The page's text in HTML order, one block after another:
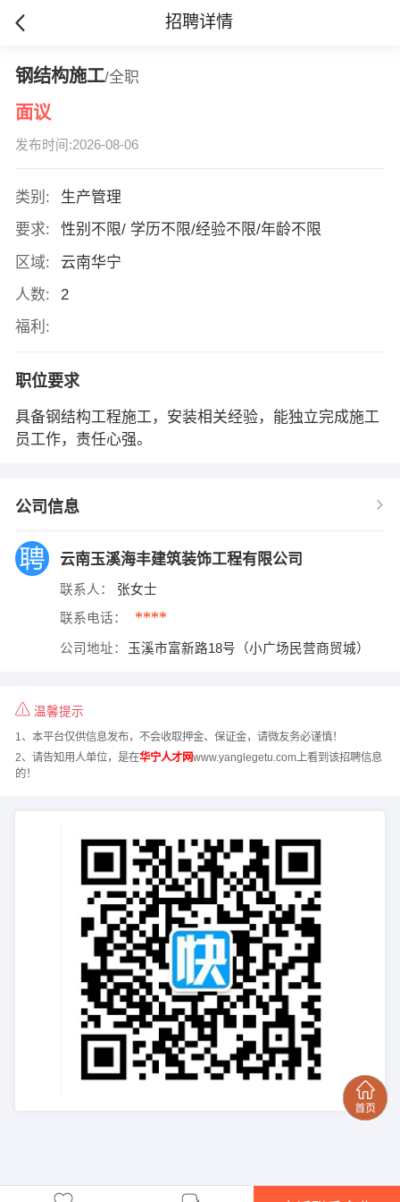
招聘详情
钢结构施工/全职
面议
发布时间:2026-08-06
类别:
生产管理
要求:
性别不限/ 学历不限/经验不限/年龄不限
区域:
云南华宁
人数:
2
福利:
职位要求
具备钢结构工程施工，安装相关经验，能独立完成施工
员工作，责任心强。
公司信息
云南玉溪海丰建筑装饰工程有限公司
联系人： 张女士
联系电话： ****
公司地址： 玉溪市富新路18号（小广场民营商贸城）
温馨提示
1、本平台仅供信息发布，不会收取押金、保证金，请微友务必谨慎！
2、请告知用人单位，是在华宁人才网www.yanglegetu.com上看到该招聘信息
的！